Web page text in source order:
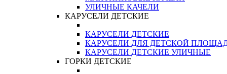
УЛИЧНЫЕ КАЧЕЛИ
КАРУСЕЛИ ДЕТСКИЕ
КАРУСЕЛИ ДЕТСКИЕ
КАРУСЕЛИ ДЛЯ ДЕТСКОЙ
КАРУСЕЛИ ДЕТСКИЕ УЛИЧНЫЕ
ГОРКИ ДЕТСКИЕ